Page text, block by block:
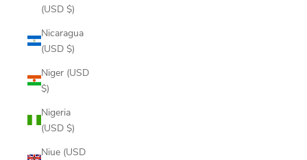
(USD $)
Nicaragua
(USD $)
Niger (USD
$)
Nigeria
(USD $)
Niue (USD